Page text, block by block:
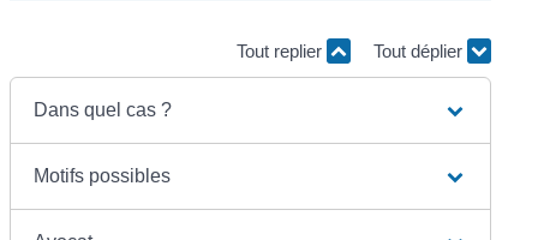
Tout replier Tout déplier
Dans quel cas ?
Motifs possibles